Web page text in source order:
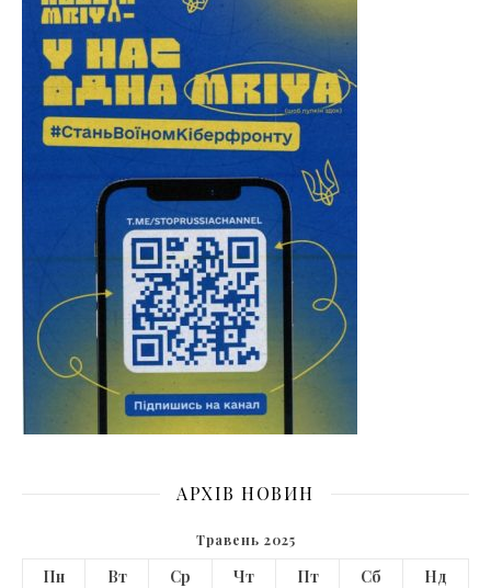
АРХІВ НОВИН
Травень 2025
Пн Вт Ср Чт Пт Сб
Нд